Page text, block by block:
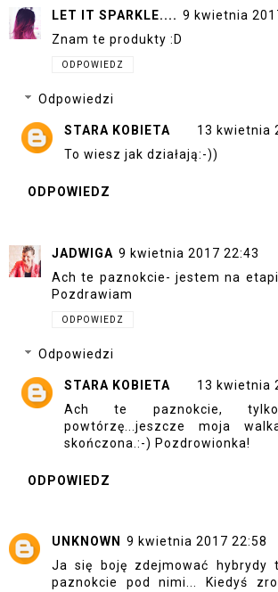
LET IT SPARKLE.... 9 kwietnia
Znam te produkty :D
ODPOWIEDZ
Odpowiedzi
STARA KOBIETA
13 kwietnia
To wiesz jak działają:-))
ODPOWIEDZ
JADWIGA 9 kwietnia 2017 22:43
Ach te paznokcie- jestem na
Pozdrawiam
ODPOWIEDZ
Odpowiedzi
STARA KOBIETA
13 kwietnia
Ach te paznokcie,
powtórzę...jeszcze moja
skończona.:-) Pozdrowionka!
ODPOWIEDZ
UNKNOWN
9 kwietnia 2017 22:58
Ja się boję zdejmować hybrydy
paznokcie pod nimi... Kiedyś